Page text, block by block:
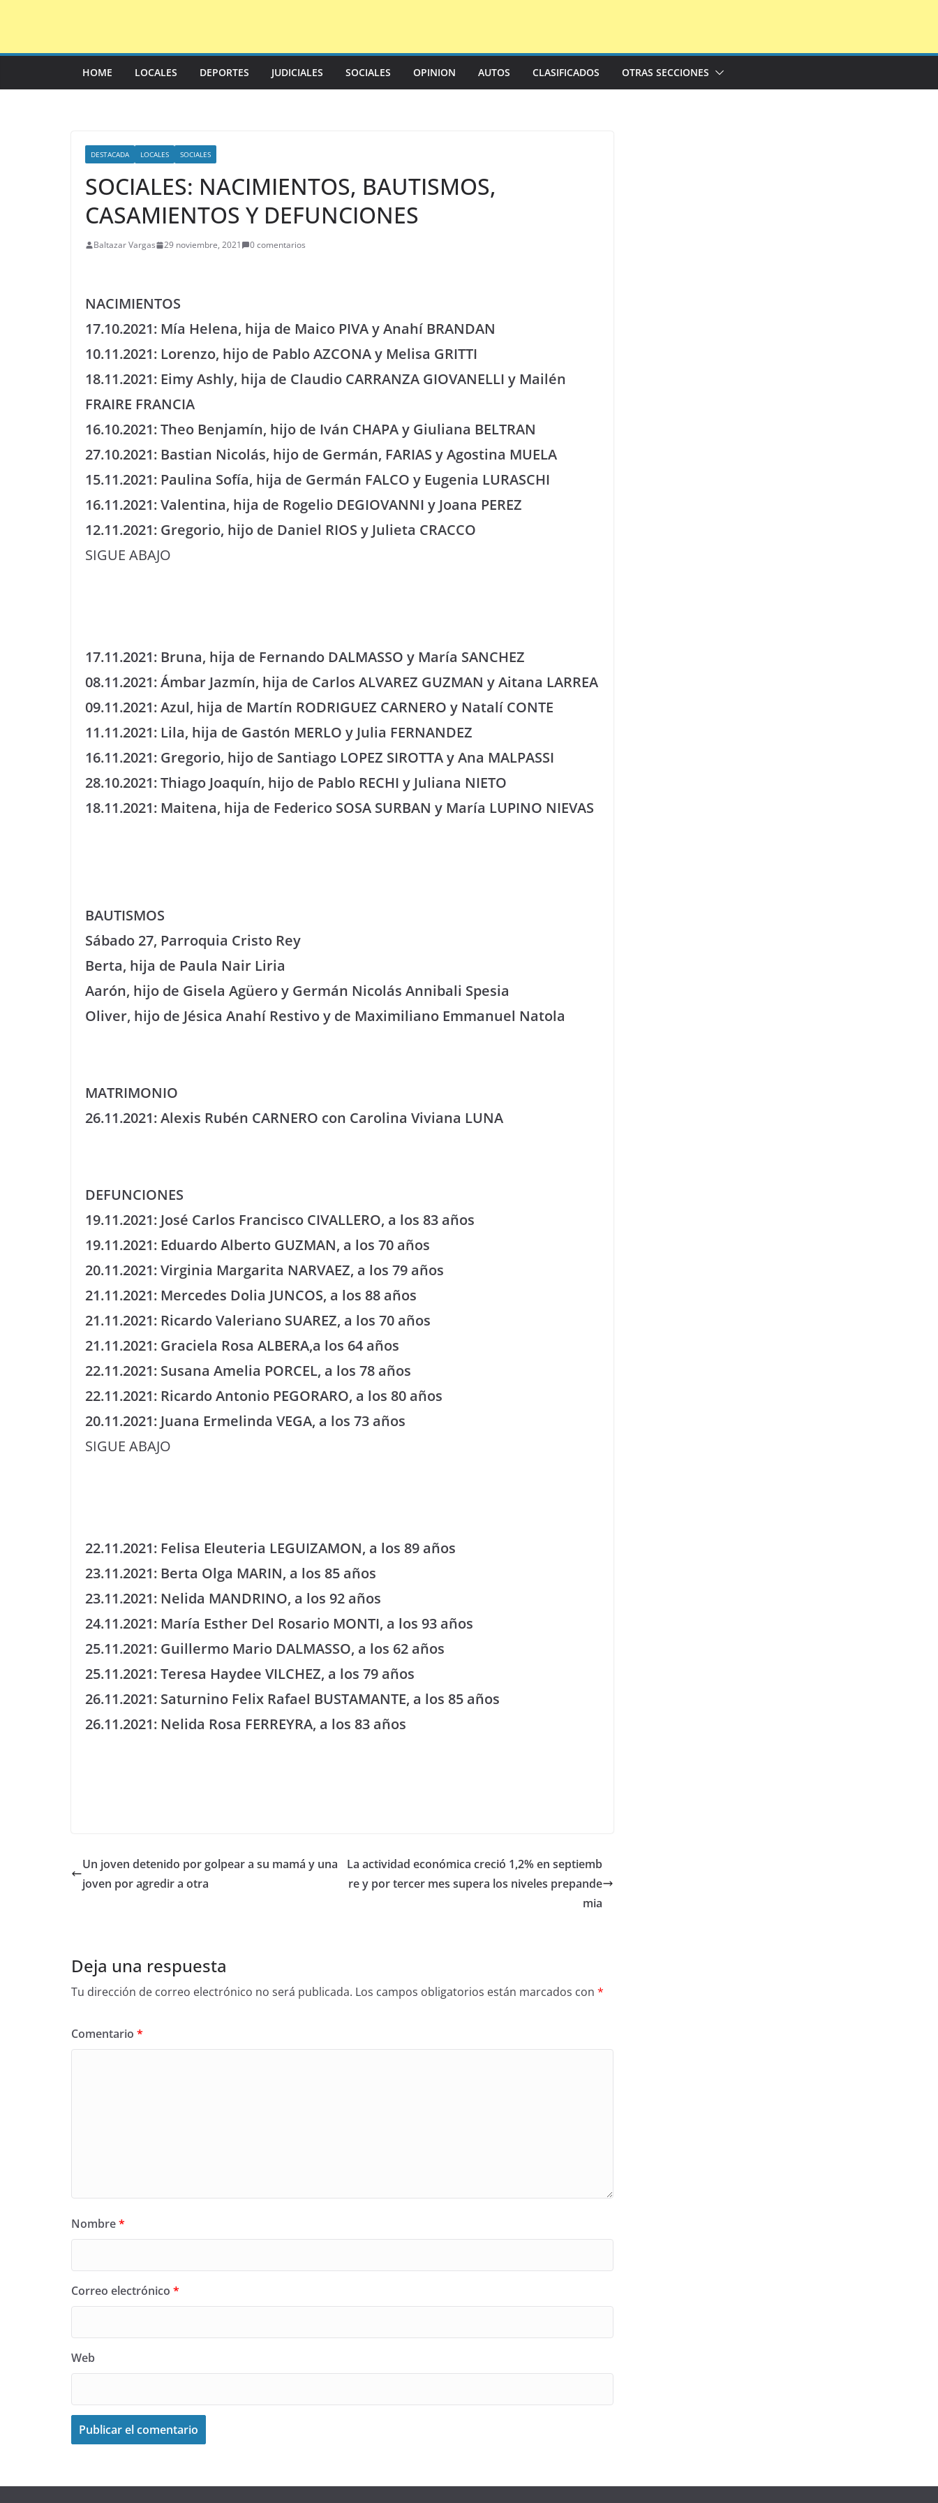
HOME LOCALES DEPORTES JUDICIALES SOCIALES OPINION AUTOS CLASIFICADOS OTRAS SECCIONES
DESTACADA LOCALES SOCIALES
SOCIALES: NACIMIENTOS, BAUTISMOS,
CASAMIENTOS Y DEFUNCIONES
Baltazar Vargas 29 noviembre, 2021 0 comentarios
NACIMIENTOS
17.10.2021: Mía Helena, hija de Maico PIVA y Anahí BRANDAN
10.11.2021: Lorenzo, hijo de Pablo AZCONA y Melisa GRITTI
18.11.2021: Eimy Ashly, hija de Claudio CARRANZA GIOVANELLI y Mailén
FRAIRE FRANCIA
16.10.2021: Theo Benjamín, hijo de Iván CHAPA y Giuliana BELTRAN
27.10.2021: Bastian Nicolás, hijo de Germán, FARIAS y Agostina MUELA
15.11.2021: Paulina Sofía, hija de Germán FALCO y Eugenia LURASCHI
16.11.2021: Valentina, hija de Rogelio DEGIOVANNI y Joana PEREZ
12.11.2021: Gregorio, hijo de Daniel RIOS y Julieta CRACCO
SIGUE ABAJO
17.11.2021: Bruna, hija de Fernando DALMASSO y María SANCHEZ
08.11.2021: Ámbar Jazmín, hija de Carlos ALVAREZ GUZMAN y Aitana LARREA
09.11.2021: Azul, hija de Martín RODRIGUEZ CARNERO y Natalí CONTE
11.11.2021: Lila, hija de Gastón MERLO y Julia FERNANDEZ
16.11.2021: Gregorio, hijo de Santiago LOPEZ SIROTTA y Ana MALPASSI
28.10.2021: Thiago Joaquín, hijo de Pablo RECHI y Juliana NIETO
18.11.2021: Maitena, hija de Federico SOSA SURBAN y María LUPINO NIEVAS
BAUTISMOS
Sábado 27, Parroquia Cristo Rey
Berta, hija de Paula Nair Liria
Aarón, hijo de Gisela Agüero y Germán Nicolás Annibali Spesia
Oliver, hijo de Jésica Anahí Restivo y de Maximiliano Emmanuel Natola
MATRIMONIO
26.11.2021: Alexis Rubén CARNERO con Carolina Viviana LUNA
DEFUNCIONES
19.11.2021: José Carlos Francisco CIVALLERO, a los 83 años
19.11.2021: Eduardo Alberto GUZMAN, a los 70 años
20.11.2021: Virginia Margarita NARVAEZ, a los 79 años
21.11.2021: Mercedes Dolia JUNCOS, a los 88 años
21.11.2021: Ricardo Valeriano SUAREZ, a los 70 años
21.11.2021: Graciela Rosa ALBERA,a los 64 años
22.11.2021: Susana Amelia PORCEL, a los 78 años
22.11.2021: Ricardo Antonio PEGORARO, a los 80 años
20.11.2021: Juana Ermelinda VEGA, a los 73 años
SIGUE ABAJO
22.11.2021: Felisa Eleuteria LEGUIZAMON, a los 89 años
23.11.2021: Berta Olga MARIN, a los 85 años
23.11.2021: Nelida MANDRINO, a los 92 años
24.11.2021: María Esther Del Rosario MONTI, a los 93 años
25.11.2021: Guillermo Mario DALMASSO, a los 62 años
25.11.2021: Teresa Haydee VILCHEZ, a los 79 años
26.11.2021: Saturnino Felix Rafael BUSTAMANTE, a los 85 años
26.11.2021: Nelida Rosa FERREYRA, a los 83 años
Un joven detenido por golpear a su mamá y una
joven por agredir a otra
La actividad económica creció 1,2% en septiemb
re y por tercer mes supera los niveles prepande
mia
Deja una respuesta
Tu dirección de correo electrónico no será publicada. Los campos obligatorios están marcados con *
Comentario *
Nombre*
Correo electrónico *
Web